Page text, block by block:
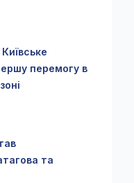
перемогу в
та